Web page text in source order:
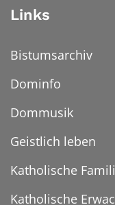
Links
Bistumsarchiv
Dominfo
Dommusik
Geistlich leben
Katholische
Katholische